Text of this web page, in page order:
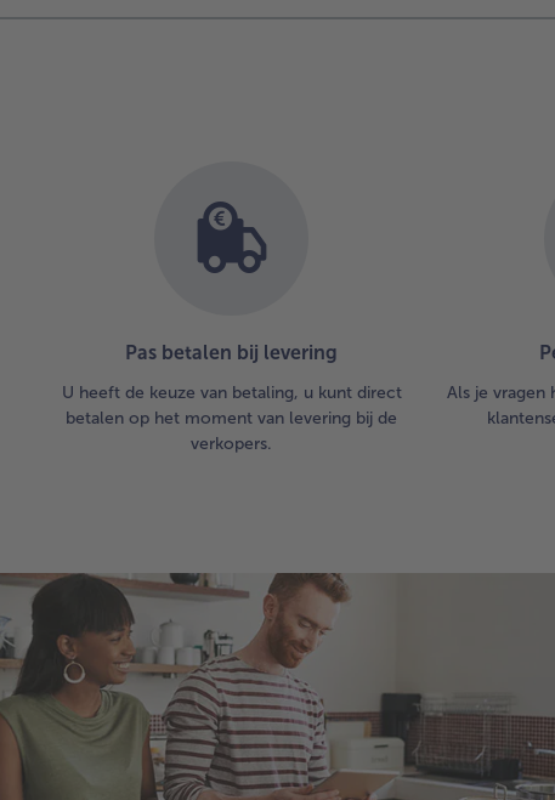
Pas betalen bij levering
U heeft de keuze van betaling, u kunt direct
betalen op het moment van levering bij de
verkopers.
Als je vragen